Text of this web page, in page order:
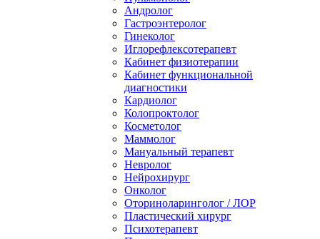
Андролог
Гастроэнтеролог
Гинеколог
Иглорефлексотерапевт
Кабинет физиотерапии
Кабинет функциональной
диагностики
Кардиолог
Колопроктолог
Косметолог
Маммолог
Мануальный терапевт
Невролог
Нейрохирург
Онколог
Оториноларинголог / ЛОР
Пластический хирург
Психотерапевт